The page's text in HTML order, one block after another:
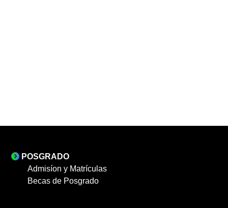
POSGRADO
Admisíon y Matrículas
Becas de Posgrado